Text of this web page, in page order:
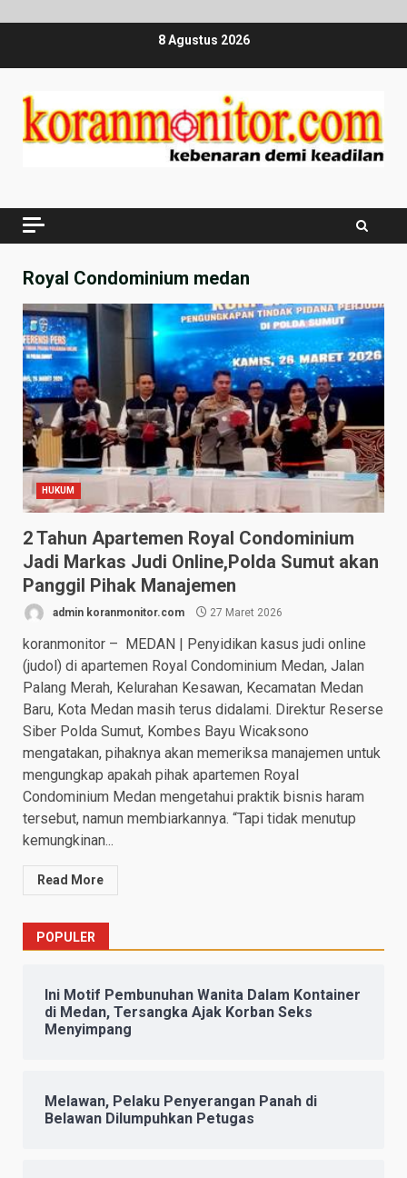
8 Agustus 2026
Royal Condominium medan
HUKUM
2 Tahun Apartemen Royal Condominium
Jadi Markas Judi Online,Polda Sumut akan
Panggil Pihak Manajemen
admin koranmonitor.com 27 Maret 2026
koranmonitor – MEDAN | Penyidikan kasus judi online
(judol) di apartemen Royal Condominium Medan, Jalan
Palang Merah, Kelurahan Kesawan, Kecamatan Medan
Baru, Kota Medan masih terus didalami. Direktur Reserse
Siber Polda Sumut, Kombes Bayu Wicaksono
mengatakan, pihaknya akan memeriksa manajemen untuk
mengungkap apakah pihak apartemen Royal
Condominium Medan mengetahui praktik bisnis haram
tersebut, namun membiarkannya. “Tapi tidak menutup
kemungkinan...
Read More
POPULER
Ini Motif Pembunuhan Wanita Dalam Kontainer
di Medan, Tersangka Ajak Korban Seks
Menyimpang
Melawan, Pelaku Penyerangan Panah di
Belawan Dilumpuhkan Petugas